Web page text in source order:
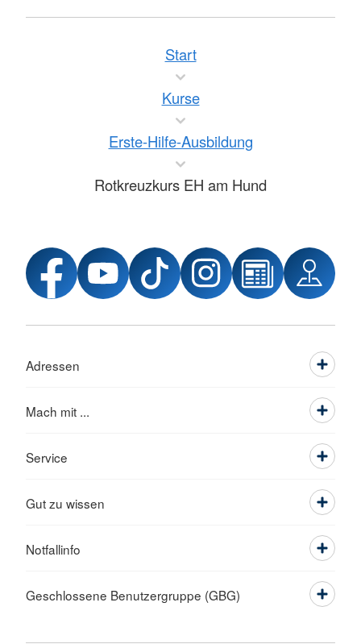
Start
Kurse
Erste-Hilfe-Ausbildung
Rotkreuzkurs EH am Hund
Adressen
Mach mit ...
Service
Gut zu wissen
Notfallinfo
Geschlossene Benutzergruppe (GBG)